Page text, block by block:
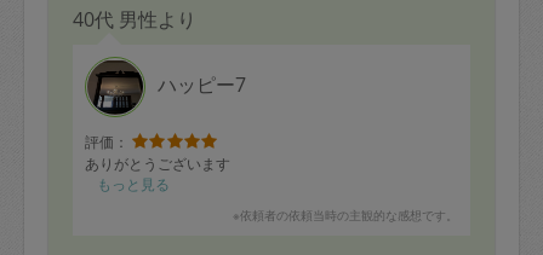
40代 男性より
ハッピー7
評価：
ありがとうございます
もっと見る
※依頼者の依頼当時の主観的な感想です。